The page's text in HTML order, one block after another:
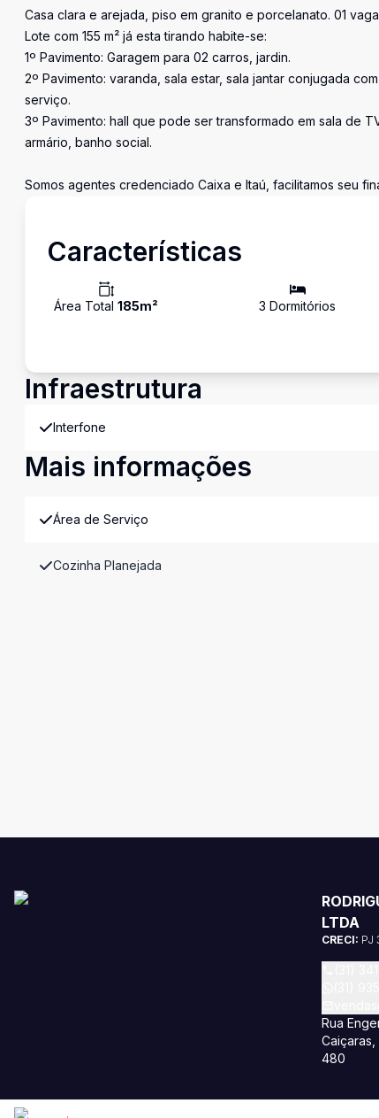
Casa clara e arejada, piso em granito e porcelanato. 01
Lote com 155 m² já esta tirando habite-se:
1º Pavimento: Garagem para 02 carros, jardin.
2º Pavimento: varanda, sala estar, sala jantar conjugada
serviço.
3º Pavimento: hall que pode ser transformado em sala de
armário, banho social.
Somos agentes credenciado Caixa e Itaú, facilitamos seu
Características
Área Total 185m² 3 Dormitórios
Infraestrutura
Interfone
Mais informações
Área de Serviço
Cozinha Planejada
LTDA
CRECI: PJ
Rua
480